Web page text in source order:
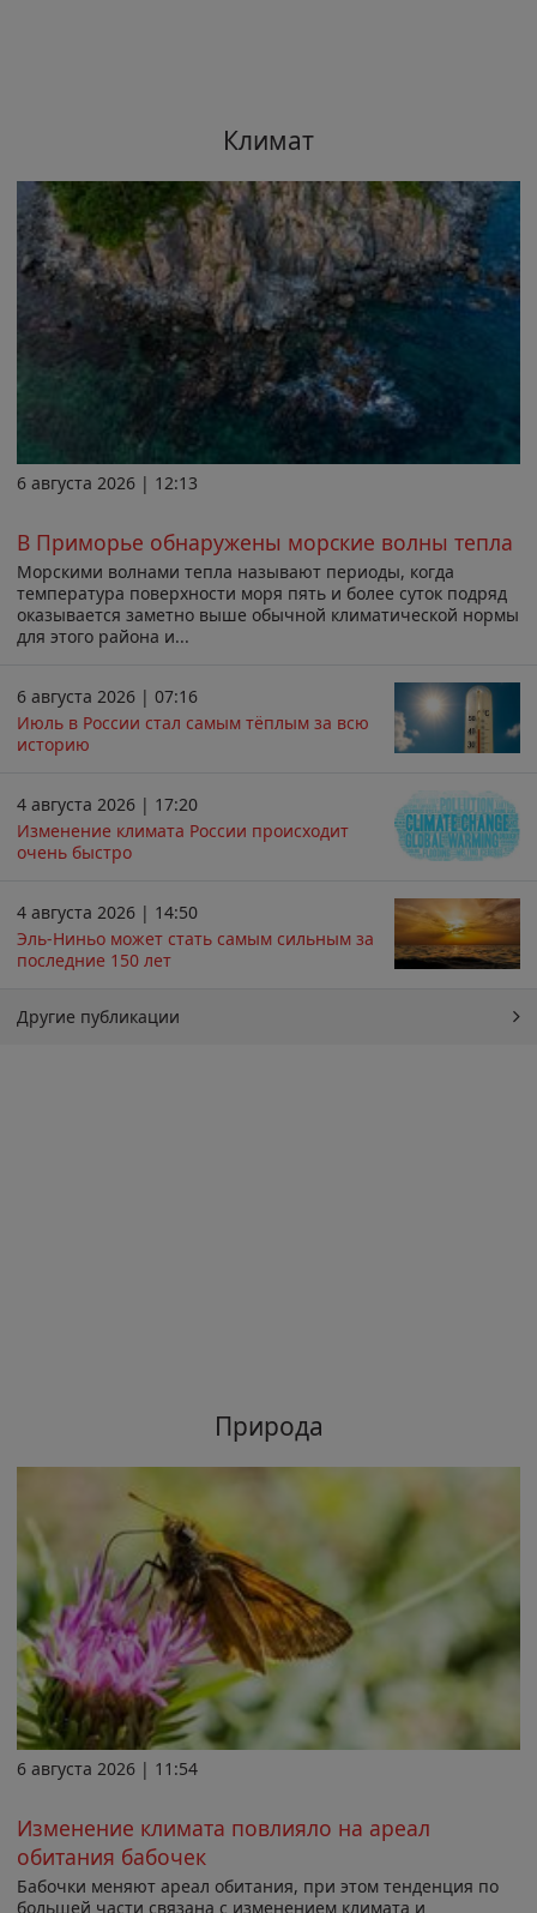
Климат
6 августа 2026 | 12:13
В Приморье обнаружены морские волны тепла
Морскими волнами тепла называют периоды, когда
температура поверхности моря пять и более суток подряд
оказывается заметно выше обычной климатической нормы
для этого района и...
6 августа 2026 | 07:16
Июль в России стал самым тёплым за всю
историю
4 августа 2026 | 17:20
Изменение климата России происходит
очень быстро
4 августа 2026 | 14:50
Эль-Ниньо может стать самым сильным за
последние 150 лет
Другие публикации
Природа
6 августа 2026 | 11:54
Изменение климата повлияло на ареал
обитания бабочек
Бабочки меняют ареал обитания, при этом тенденция по
большей части связана с изменением климата и